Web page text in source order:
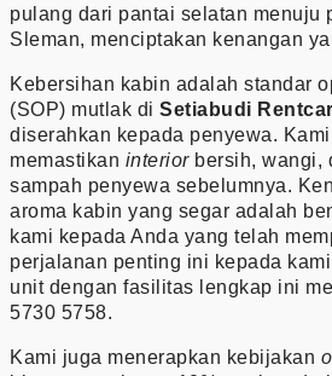
pulang dari pantai selatan menuju
Sleman, menciptakan kenangan
Kebersihan kabin adalah standar
(SOP) mutlak di Setiabudi Rentcar
diserahkan kepada penyewa. Kami
memastikan interiorbersih, wangi,
sampah penyewa sebelumnya.
aroma kabin yang segar adalah
kami kepada Anda yang telah
perjalanan penting ini kepada
unit dengan fasilitas lengkap ini
5730 5758.
Kami juga menerapkan kebijakan